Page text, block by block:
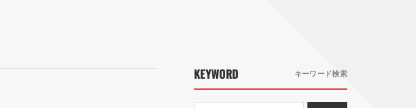
KEYWORD キーワード検索